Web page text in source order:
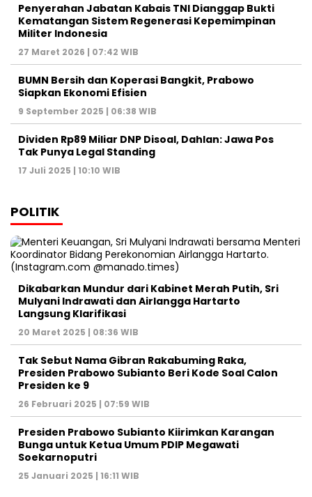
Penyerahan Jabatan Kabais TNI Dianggap Bukti
Kematangan Sistem Regenerasi Kepemimpinan
Militer Indonesia
27 Maret 2026 | 07:42 WIB
BUMN Bersih dan Koperasi Bangkit, Prabowo
Siapkan Ekonomi Efisien
9 September 2025 | 06:38 WIB
Dividen Rp89 Miliar DNP Disoal, Dahlan: Jawa Pos
Tak Punya Legal Standing
17 Juli 2025 | 10:10 WIB
POLITIK
Dikabarkan Mundur dari Kabinet Merah Putih, Sri
Mulyani Indrawati dan Airlangga Hartarto
Langsung Klarifikasi
20 Maret 2025 | 08:36 WIB
Tak Sebut Nama Gibran Rakabuming Raka,
Presiden Prabowo Subianto Beri Kode Soal Calon
Presiden ke 9
26 Februari 2025 | 07:59 WIB
Presiden Prabowo Subianto Kiirimkan Karangan
Bunga untuk Ketua Umum PDIP Megawati
Soekarnoputri
25 Januari 2025 | 16:11 WIB